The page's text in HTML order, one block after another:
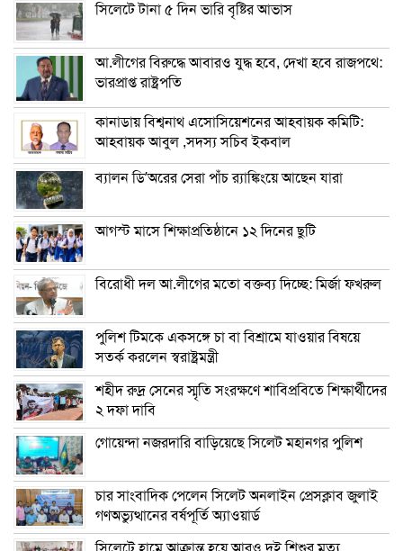
সিলেটে টানা ৫ দিন ভারি বৃষ্টির আভাস
আ.লীগের বিরুদ্ধে আবারও যুদ্ধ হবে, দেখা হবে রাজপথে:
ভারপ্রাপ্ত রাষ্ট্রপতি
কানাডায় বিশ্বনাথ এসোসিয়েশনের আহবায়ক কমিটি:
আহবায়ক আবুল ,সদস্য সচিব ইকবাল
ব্যালন ডি’অরের সেরা পাঁচ র‌্যাঙ্কিংয়ে আছেন যারা
আগস্ট মাসে শিক্ষাপ্রতিষ্ঠানে ১২ দিনের ছুটি
বিরোধী দল আ.লীগের মতো বক্তব্য দিচ্ছে: মির্জা ফখরুল
পুলিশ টিমকে একসঙ্গে চা বা বিশ্রামে যাওয়ার বিষয়ে
সতর্ক করলেন স্বরাষ্ট্রমন্ত্রী
শহীদ রুদ্র সেনের স্মৃতি সংরক্ষণে শাবিপ্রবিতে শিক্ষার্থীদের
২ দফা দাবি
গোয়েন্দা নজরদারি বাড়িয়েছে সিলেট মহানগর পুলিশ
চার সাংবাদিক পেলেন সিলেট অনলাইন প্রেসক্লাব জুলাই
গণঅভ্যুত্থানের বর্ষপূর্তি অ্যাওয়ার্ড